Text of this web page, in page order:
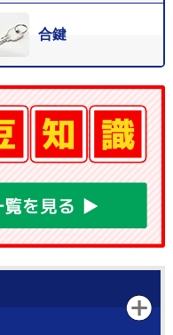
合鍵